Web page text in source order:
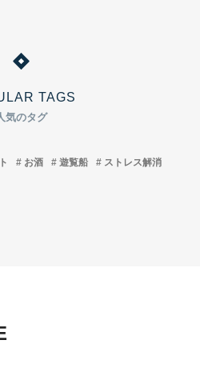
TAGS
気のタグ
お酒 遊覧船 ストレス解消